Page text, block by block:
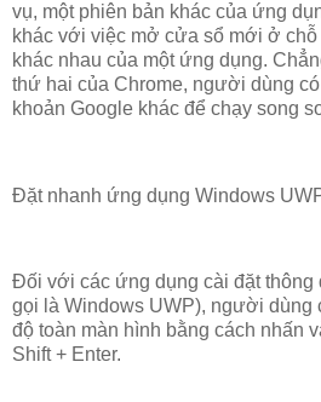
vụ, một phiên bản khác của ứng
khác với việc mở cửa sổ mới ở
khác nhau của một ứng dụng.
thứ hai của Chrome, người dùng
khoản Google khác để chạy song
Đặt nhanh ứng dụng Windows
Đối với các ứng dụng cài đặt thông
gọi là Windows UWP), người dùng
độ toàn màn hình bằng cách nhấn
Shift + Enter.